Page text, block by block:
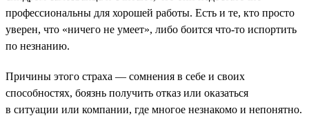
профессиональны для хорошей работы. Есть и те, кто просто
уверен, что «ничего не умеет», либо боится что-то испортить
по незнанию.
Причины этого страха — сомнения в себе и своих
способностях, боязнь получить отказ или оказаться
в ситуации или компании, где многое незнакомо и непонятно.